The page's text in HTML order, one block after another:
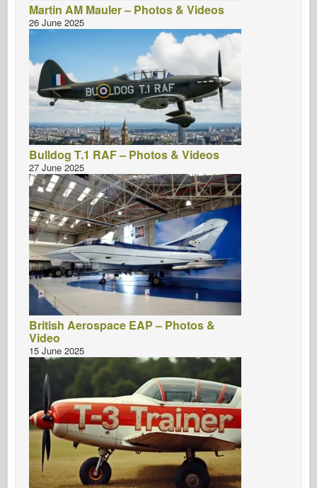
Martin AM Mauler – Photos & Videos
26 June 2025
Bulldog T.1 RAF – Photos & Videos
27 June 2025
British Aerospace EAP – Photos &
Video
15 June 2025